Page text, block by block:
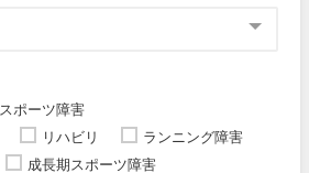
スポーツ障害
リハビリ
ランニング障害
成長期スポーツ障害